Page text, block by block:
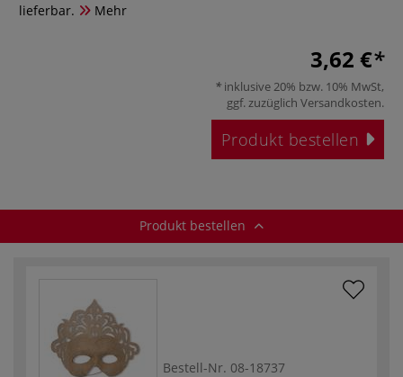
lieferbar.
Mehr
3,62 €
inklusive 20% bzw. 10% MwSt,
ggf. zuzüglich Versandkosten.
Produkt bestellen
Produkt bestellen
Bestell-Nr. 08-18737